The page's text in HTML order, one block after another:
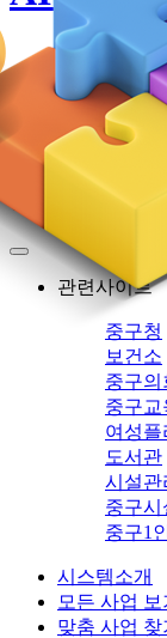
시스템소개
모든 사업
맞춤 사업 찾
공지사항
관련사이트
중구청
보건소
중구의
중구교
여성플
도서관
시설관
중구시
중구1
시스템소개
모든 사업 보
맞춤 사업 찾